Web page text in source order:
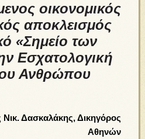
οικονομικός
αποκλεισμός
«Σημείο των
Εσχατολογική
Ανθρώπου
Νικ. Δασκαλάκης, Δικηγόρος
Αθηνών